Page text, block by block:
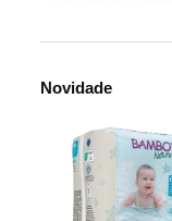
Novidade